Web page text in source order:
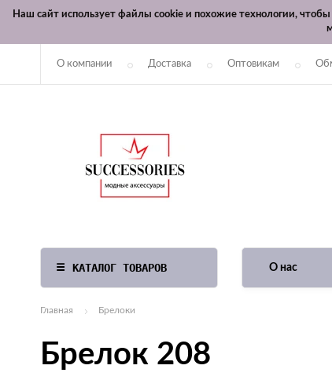
Наш сайт использует файлы cookie и похожие технологии,
О компании Доставка Оптовикам
КАТАЛОГ ТОВАРОВ О нас
Главная Брелоки
Брелок 208